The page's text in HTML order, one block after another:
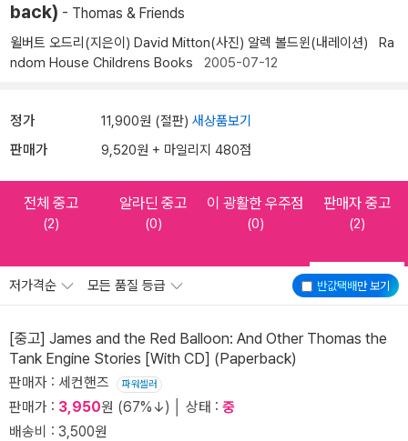
back) - Thomas & Friends
윌버트 오드리(지은이) David Mitton(사진) 알렉 볼드윈(내레이션)
Ra
ndom House Childrens Books 2005-07-12
정가 11,900원 (절판) 새상품보기
판매가 9,520원 + 마일리지 480점
전체 중고
(2)
알라딘 중고
(0)
이 광활한 우주점
(0)
판매자 중고
(2)
반값택배만 보기
저가격순 모든 품질 등급
[중고] James and the Red Balloon: And Other Thomas the
Tank Engine Stories [With CD] (Paperback)
판매자 : 세컨핸즈 파워셀러
판매가 : 3,950원 (67%↓) │ 상태 : 중
배송비 : 3,500원